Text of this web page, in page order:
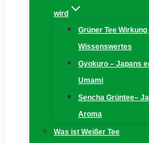
wird
Grüner Tee
Wissenswertes
Gyokuro – Japans
Umami
Sencha Grüntee–
Aroma
Was ist Weißer Tee